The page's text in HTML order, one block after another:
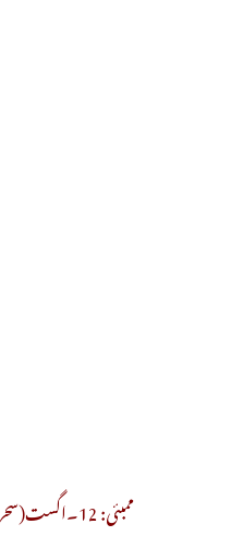
ممبئی: 12۔اگست(سحرنیوزڈاٹ کام/ایجنسیز)